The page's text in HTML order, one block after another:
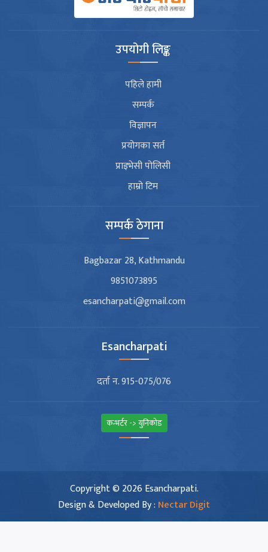
उपयोगी लिङ्क
पहिले हामी
सम्पर्क
विज्ञापन
प्रयोगका सर्त
प्राइभेसी पोलिसी
हाम्रो टिम
सम्पर्क ठेगाना
Bagbazar 28, Kathmandu
9851073895
esancharpati@gmail.com
Esancharpati
दर्ता न. 915-075/076
कन्भर्टर -> युनिकोड
Copyright © 2026 Esancharpati.
Design & Developed By : Nectar Digit